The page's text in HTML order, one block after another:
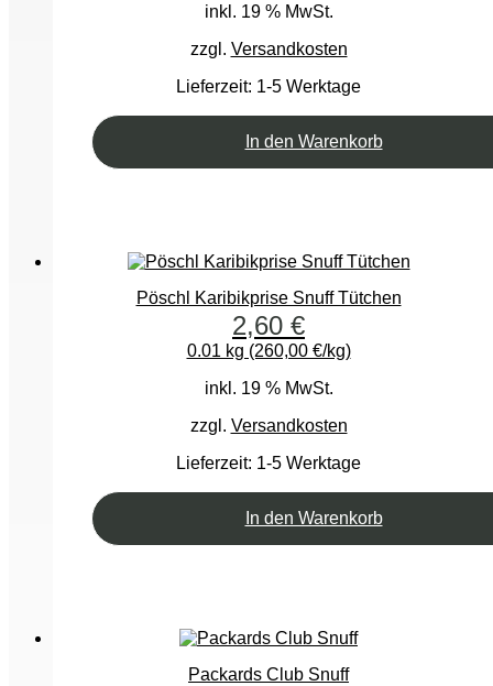
inkl. 19 % MwSt.
zzgl. Versandkosten
Lieferzeit: 1-5 Werktage
In den Warenkorb
Pöschl Karibikprise Snuff Tütchen
2,60 €
0.01 kg (260,00 €/kg)
inkl. 19 % MwSt.
zzgl. Versandkosten
Lieferzeit: 1-5 Werktage
In den Warenkorb
Packards Club Snuff